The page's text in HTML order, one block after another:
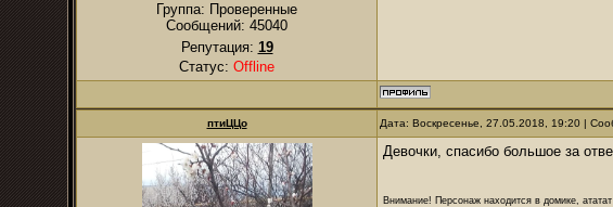
Группа: Проверенные
Сообщений: 45040
Репутация: 19
Статус: Offline
птиЦЦо Дата: Воскресенье, 27.05.2018, 19:20 |
Девочки, спасибо большое за
Внимание! Персонаж находится в домике,